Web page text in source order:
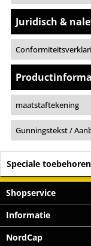
Juridisch &
maatstaftekening
Gunningstekst /
Speciale toebehoren
Shopservice
Informatie
NordCap